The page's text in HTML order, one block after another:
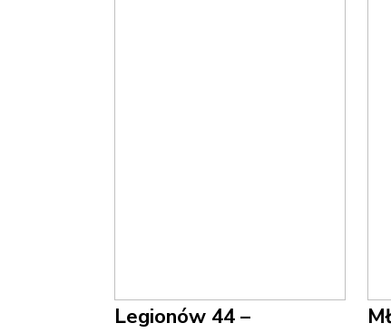
Legionów 44 –